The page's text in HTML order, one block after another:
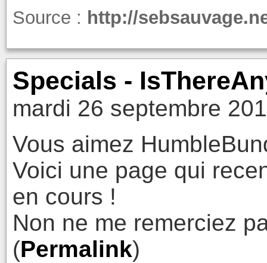
Source : http://
Specials -
mardi 26 septembre
Vous aimez
Voici une page qui
en cours !
Non ne me remerciez
(Permalink)